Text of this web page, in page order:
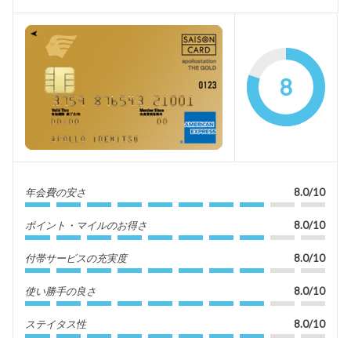
8
年会費の安さ 8.0/10
ポイント・マイルのお得さ 8.0/10
付帯サービスの充実度 8.0/10
使い勝手の良さ 8.0/10
ステイタス性 8.0/10